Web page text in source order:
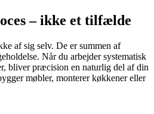
– ikke et tilfælde
af sig selv. De er summen af
Når du arbejder systematisk
bliver præcision en naturlig del af din
møbler, monterer køkkener eller